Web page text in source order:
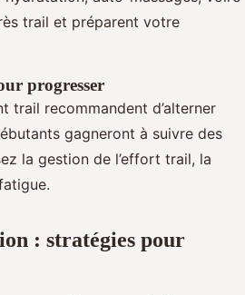
trail et préparent votre
progresser
trail recommandent d’alterner
gagneront à suivre des
la gestion de l’effort trail, la
: stratégies pour